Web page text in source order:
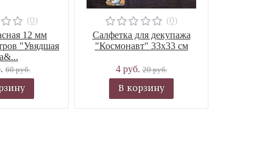
(0)
12 мм
"Увядшая
60 руб.
(0)
Салфетка для декупажа
"Космонавт" 33х33 см
4 руб.20 руб.
В корзину